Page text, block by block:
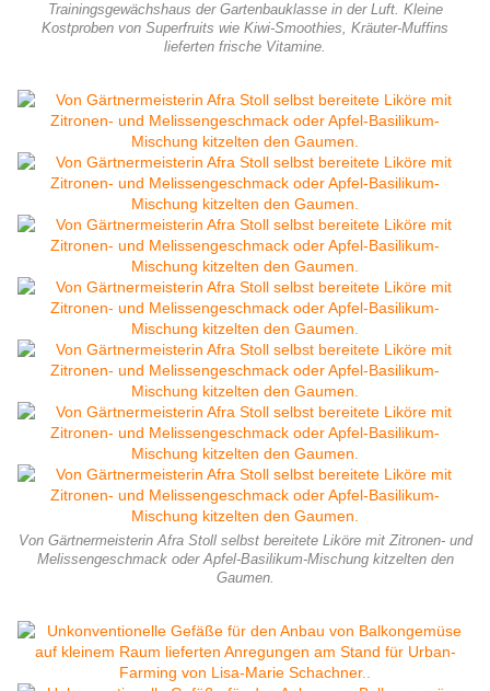
Trainingsgewächshaus der Gartenbauklasse in der Luft. Kleine
Kostproben von Superfruits wie Kiwi-Smoothies, Kräuter-Muffins
lieferten frische Vitamine.
Von Gärtnermeisterin Afra Stoll selbst bereitete Liköre mit Zitronen- und
Melissengeschmack oder Apfel-Basilikum-Mischung kitzelten den
Gaumen.